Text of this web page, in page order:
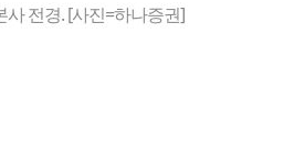
전경. [사진=하나증권]